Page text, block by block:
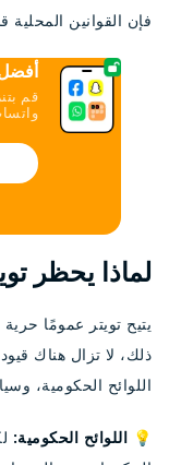
فإن القوانين
قم
لماذا يحظر
يتيح تويتر عمومًا
ذلك، لا تزال هناك
اللوائح الحكومية،
💡 اللوائح الحكومية: